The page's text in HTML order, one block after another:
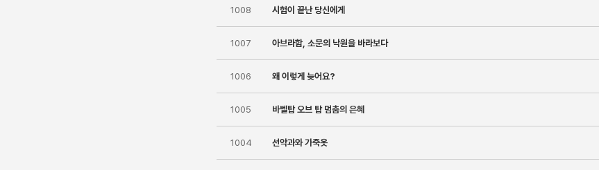
1008 시험이 끝난 당신에게
1007 아브라함, 소문의 낙원을 바라보다
1006 왜 이렇게 늦어요?
1005 바벨탑 오브 탑 멈춤의 은혜
1004 선악과와 가죽옷